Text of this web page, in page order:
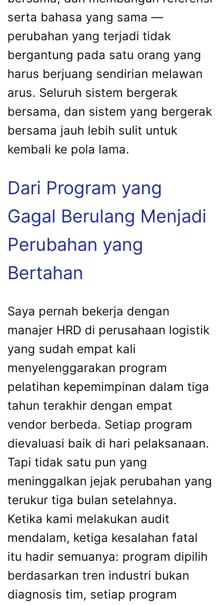
serta bahasa yang sama —
perubahan yang terjadi tidak
bergantung pada satu orang yang
harus berjuang sendirian melawan
arus. Seluruh sistem bergerak
bersama, dan sistem yang bergerak
bersama jauh lebih sulit untuk
kembali ke pola lama.
Dari Program yang
Gagal Berulang Menjadi
Perubahan yang
Bertahan
Saya pernah bekerja dengan
manajer HRD di perusahaan logistik
yang sudah empat kali
menyelenggarakan program
pelatihan kepemimpinan dalam tiga
tahun terakhir dengan empat
vendor berbeda. Setiap program
dievaluasi baik di hari pelaksanaan.
Tapi tidak satu pun yang
meninggalkan jejak perubahan yang
terukur tiga bulan setelahnya.
Ketika kami melakukan audit
mendalam, ketiga kesalahan fatal
itu hadir semuanya: program dipilih
berdasarkan tren industri bukan
diagnosis tim, setiap program